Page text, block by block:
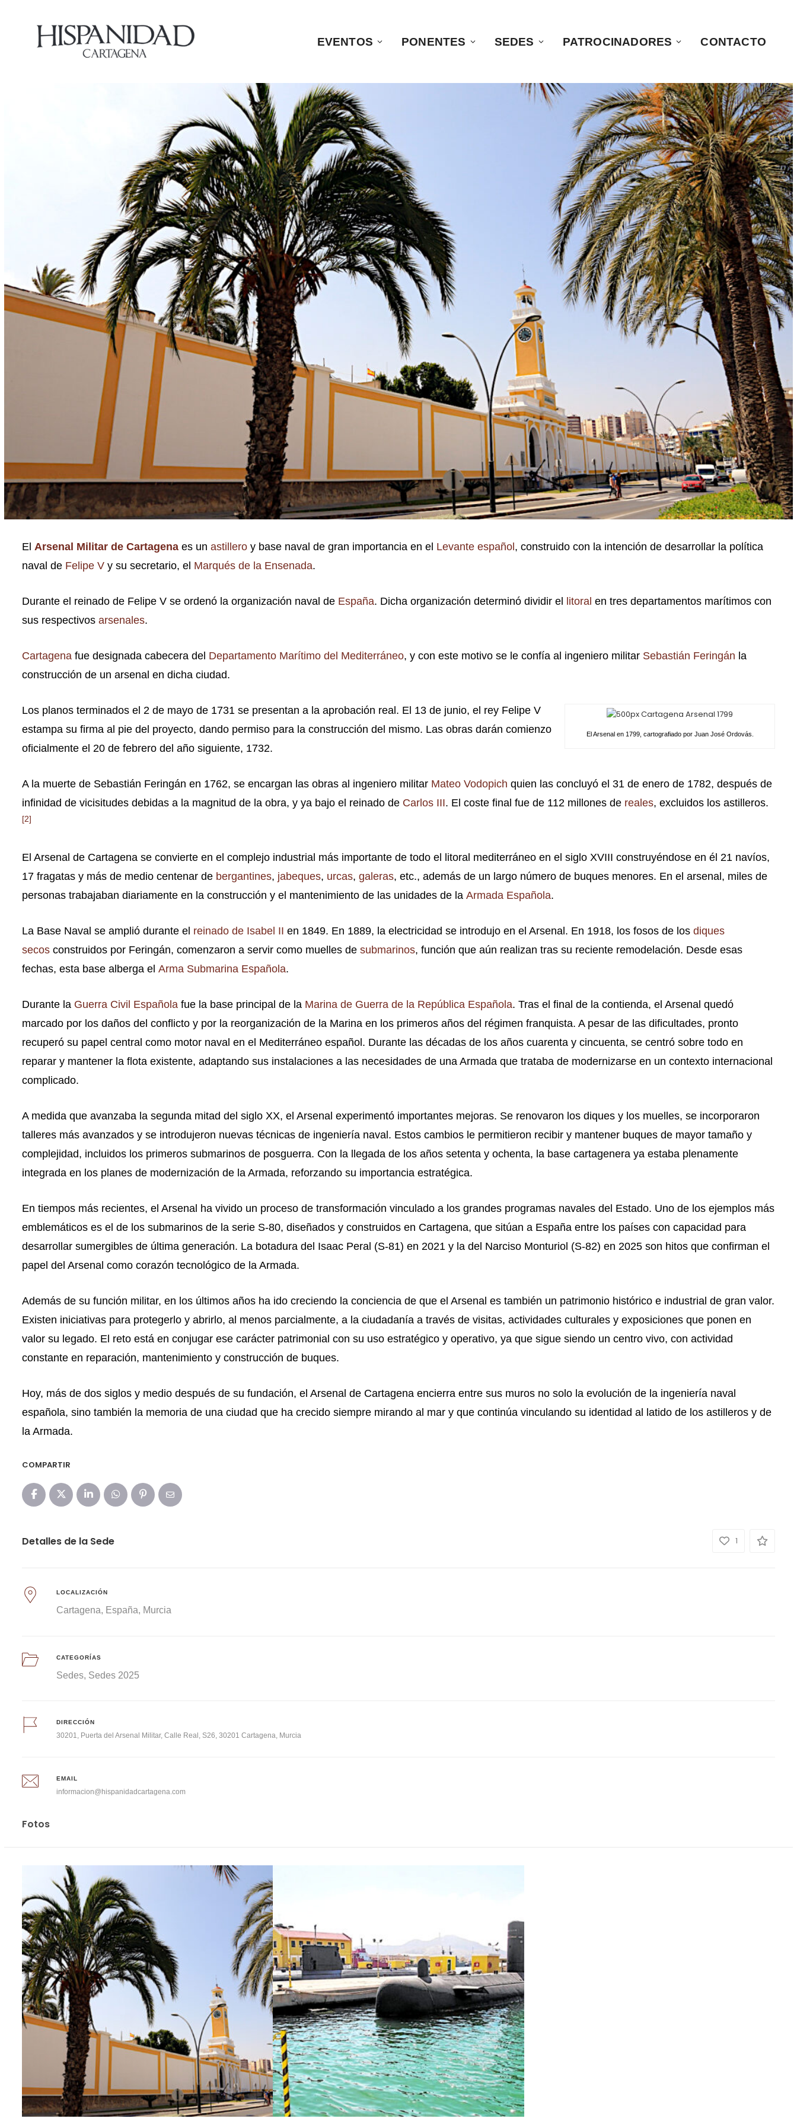
EVENTOS PONENTES SEDES PATROCINADORES CONTACTO
El Arsenal Militar de Cartagena es un astillero y base naval de gran importancia en el Levante español , construido con la intención de desarrollar la política
naval de Felipe V y su secretario, el Marqués de la Ensenada.
Durante el reinado de Felipe V se ordenó la organización naval de España. Dicha organización determinó dividir el litoral en tres departamentos marítimos con
sus respectivos arsenales.
Cartagena fue designada cabecera del Departamento Marítimo del Mediterráneo, y con este motivo se le confía al ingeniero militar Sebastián Feringán la
construcción de un arsenal en dicha ciudad.
El Arsenal en 1799, cartografiado por Juan José Ordovás.
Los planos terminados el 2 de mayo de 1731 se presentan a la aprobación real. El 13 de junio, el rey Felipe V
estampa su firma al pie del proyecto, dando permiso para la construcción del mismo. Las obras darán comienzo
oficialmente el 20 de febrero del año siguiente, 1732.​
A la muerte de Sebastián Feringán en 1762, se encargan las obras al ingeniero militar Mateo Vodopich quien las concluyó el 31 de enero de 1782, después de
infinidad de vicisitudes debidas a la magnitud de la obra, y ya bajo el reinado de Carlos III. El coste final fue de 112 millones de reales, excluidos los astilleros.
[2]
El Arsenal de Cartagena se convierte en el complejo industrial más importante de todo el litoral mediterráneo en el siglo XVIII construyéndose en él 21 navíos,
17 fragatas y más de medio centenar de bergantines, jabeques, urcas, galeras, etc., además de un largo número de buques menores. En el arsenal, miles de
personas trabajaban diariamente en la construcción y el mantenimiento de las unidades de la Armada Española.
La Base Naval se amplió durante el reinado de Isabel II en 1849. En 1889, la electricidad se introdujo en el Arsenal. En 1918, los fosos de los diques
secos construidos por Feringán, comenzaron a servir como muelles de submarinos, función que aún realizan tras su reciente remodelación. Desde esas
fechas, esta base alberga el Arma Submarina Española.
Durante la Guerra Civil Española fue la base principal de la Marina de Guerra de la República Española. Tras el final de la contienda, el Arsenal quedó
marcado por los daños del conflicto y por la reorganización de la Marina en los primeros años del régimen franquista. A pesar de las dificultades, pronto
recuperó su papel central como motor naval en el Mediterráneo español. Durante las décadas de los años cuarenta y cincuenta, se centró sobre todo en
reparar y mantener la flota existente, adaptando sus instalaciones a las necesidades de una Armada que trataba de modernizarse en un contexto internacional
complicado.
A medida que avanzaba la segunda mitad del siglo XX, el Arsenal experimentó importantes mejoras. Se renovaron los diques y los muelles, se incorporaron
talleres más avanzados y se introdujeron nuevas técnicas de ingeniería naval. Estos cambios le permitieron recibir y mantener buques de mayor tamaño y
complejidad, incluidos los primeros submarinos de posguerra. Con la llegada de los años setenta y ochenta, la base cartagenera ya estaba plenamente
integrada en los planes de modernización de la Armada, reforzando su importancia estratégica.
En tiempos más recientes, el Arsenal ha vivido un proceso de transformación vinculado a los grandes programas navales del Estado. Uno de los ejemplos más
emblemáticos es el de los submarinos de la serie S-80, diseñados y construidos en Cartagena, que sitúan a España entre los países con capacidad para
desarrollar sumergibles de última generación. La botadura del Isaac Peral (S-81) en 2021 y la del Narciso Monturiol (S-82) en 2025 son hitos que confirman el
papel del Arsenal como corazón tecnológico de la Armada.
Además de su función militar, en los últimos años ha ido creciendo la conciencia de que el Arsenal es también un patrimonio histórico e industrial de gran valor.
Existen iniciativas para protegerlo y abrirlo, al menos parcialmente, a la ciudadanía a través de visitas, actividades culturales y exposiciones que ponen en
valor su legado. El reto está en conjugar ese carácter patrimonial con su uso estratégico y operativo, ya que sigue siendo un centro vivo, con actividad
constante en reparación, mantenimiento y construcción de buques.
Hoy, más de dos siglos y medio después de su fundación, el Arsenal de Cartagena encierra entre sus muros no solo la evolución de la ingeniería naval
española, sino también la memoria de una ciudad que ha crecido siempre mirando al mar y que continúa vinculando su identidad al latido de los astilleros y de
la Armada.
COMPARTIR
Detalles de la Sede 1
LOCALIZACIÓN
Cartagena España Murcia
CATEGORÍAS
Sedes Sedes 2025
DIRECCIÓN
30201, Puerta del Arsenal Militar, Calle Real, S26, 30201 Cartagena, Murcia
EMAIL
informacion@hispanidadcartagena.com
Fotos